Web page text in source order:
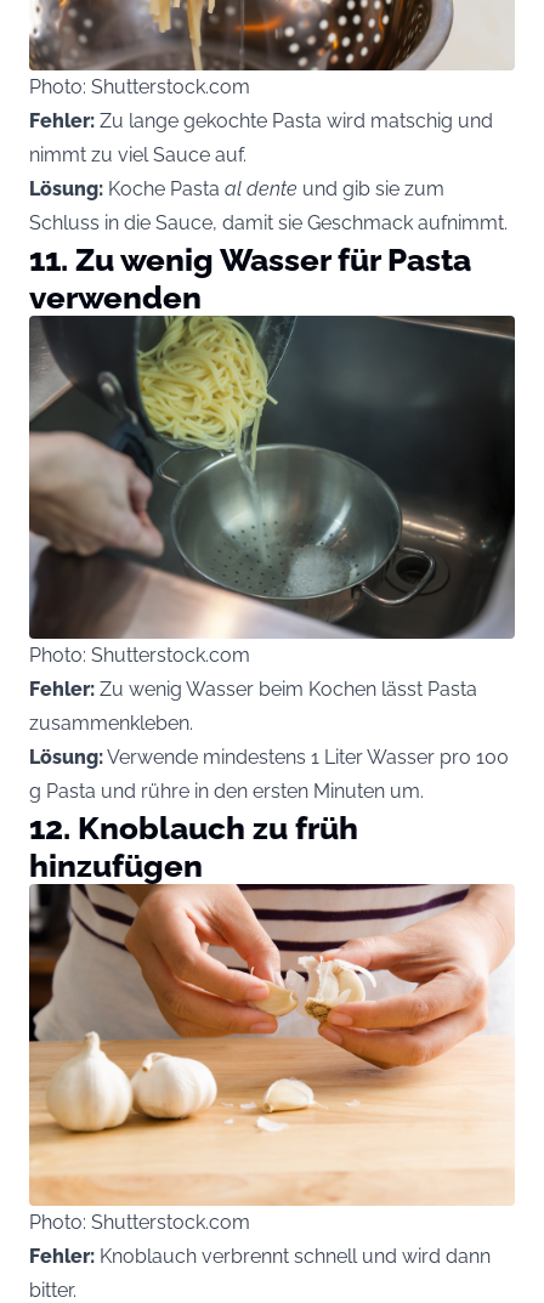
Photo: Shutterstock.com
Fehler: Zu lange gekochte Pasta wird matschig und
nimmt zu viel Sauce auf.
Lösung: Koche Pasta al dente und gib sie zum
Schluss in die Sauce, damit sie Geschmack aufnimmt.
11. Zu wenig Wasser für Pasta
verwenden
Photo: Shutterstock.com
Fehler: Zu wenig Wasser beim Kochen lässt Pasta
zusammenkleben.
Lösung:Verwende mindestens 1 Liter Wasser pro 100
g Pasta und rühre in den ersten Minuten um.
12. Knoblauch zu früh
hinzufügen
Photo: Shutterstock.com
Fehler: Knoblauch verbrennt schnell und wird dann
bitter.